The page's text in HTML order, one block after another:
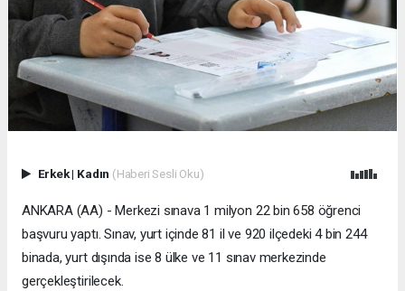
Erkek| Kadın (Haberi Sesli Oku)
ANKARA (AA) - Merkezi sınava 1 milyon 22 bin 658 öğrenci
başvuru yaptı. Sınav, yurt içinde 81 il ve 920 ilçedeki 4 bin 244
binada, yurt dışında ise 8 ülke ve 11 sınav merkezinde
gerçekleştirilecek.